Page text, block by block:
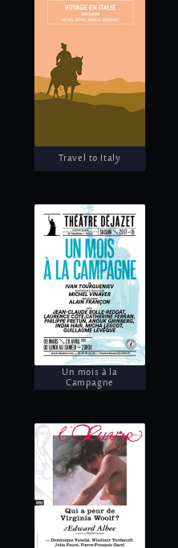
Travel to Italy
Un mois à la
Campagne